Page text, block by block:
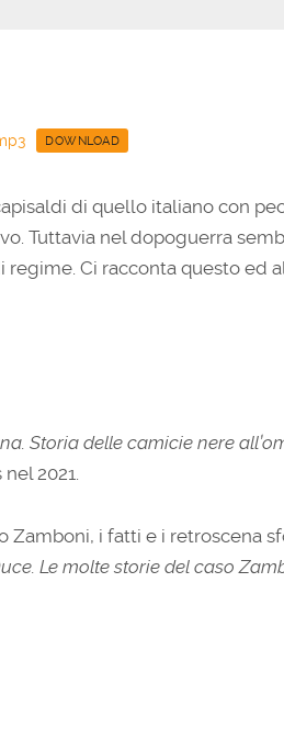
DOWNLOAD
di quello italiano con
Tuttavia nel dopoguerra
regime. Ci racconta questo ed
Storia delle camicie nere
2021.
Zamboni, i fatti e i retroscena
Le molte storie del caso